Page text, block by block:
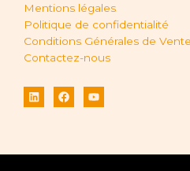
Mentions légales
Politique de confidentialité
Conditions Générales de Vente
Contactez-nous